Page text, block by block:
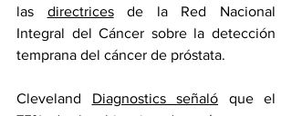
las directrices de la Red Nacional
Integral del Cáncer sobre la detección
temprana del cáncer de próstata.
Cleveland Diagnostics señaló que el